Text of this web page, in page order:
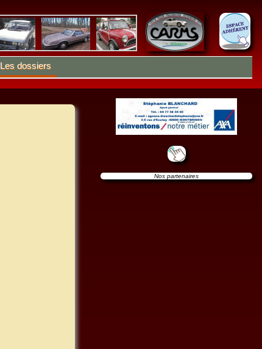
Les dossiers
Nos partenaires